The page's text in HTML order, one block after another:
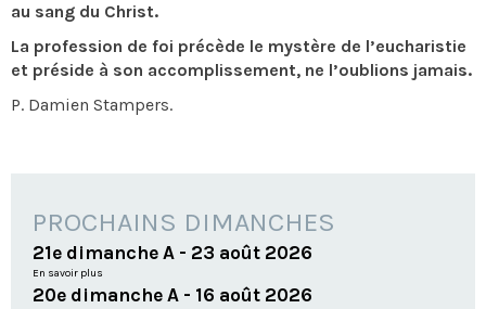
au sang du Christ.
La profession de foi précède le mystère de l’eucharistie
et préside à son accomplissement, ne l’oublions jamais.
P. Damien Stampers.
PROCHAINS DIMANCHES
21e dimanche A - 23 août 2026
En savoir plus
20e dimanche A - 16 août 2026